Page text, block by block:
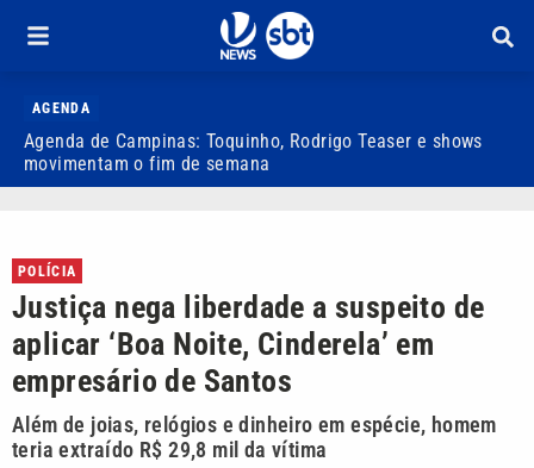
AGENDA
Agenda de Campinas: Toquinho, Rodrigo Teaser e shows
movimentam o fim de semana
POLÍCIA
Justiça nega liberdade a suspeito de
aplicar ‘Boa Noite, Cinderela’ em
empresário de Santos
Além de joias, relógios e dinheiro em espécie, homem
teria extraído R$ 29,8 mil da vítima